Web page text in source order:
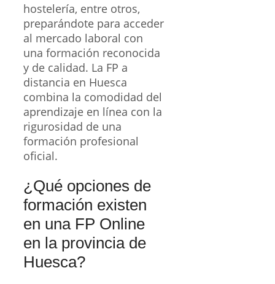
hostelería, entre otros,
preparándote para acceder
al mercado laboral con
una formación reconocida
y de calidad. La FP a
distancia en Huesca
combina la comodidad del
aprendizaje en línea con la
rigurosidad de una
formación profesional
oficial.
¿Qué opciones de
formación existen
en una FP Online
en la provincia de
Huesca?